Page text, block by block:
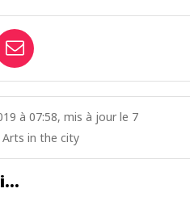
à 07:58, mis à jour le 7
in the city